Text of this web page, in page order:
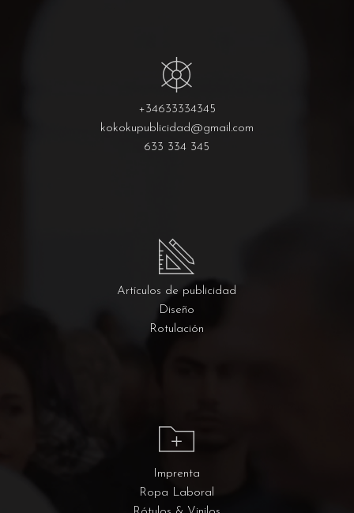
+34633334345
kokokupublicidad@gmail.com
633 334 345
Artículos de publicidad
Diseño
Rotulación
Imprenta
Ropa Laboral